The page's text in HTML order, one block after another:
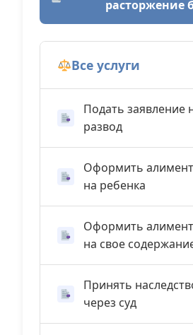
расторжение
Все услуги
Подать заявление
развод
Оформить
на ребенка
Оформить
на свое
Принять
через суд